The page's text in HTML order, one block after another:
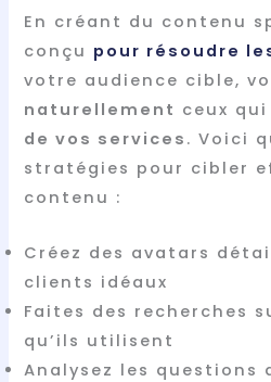
En créant du contenu
conçu pour résoudre
votre audience cible,
naturellement ceux
de vos services . Voici
stratégies pour cibler
contenu :
Créez des avatars
clients idéaux
Faites des recherches
qu’ils utilisent
Analysez les questions